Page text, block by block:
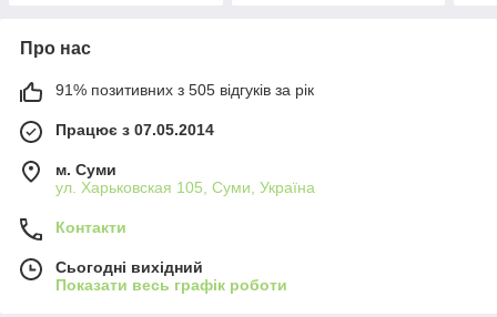
Про нас
91% позитивних з 505 відгуків за рік
Працює з 07.05.2014
м. Суми
ул. Харьковская 105, Суми, Україна
Контакти
Сьогодні вихідний
Показати весь графік роботи